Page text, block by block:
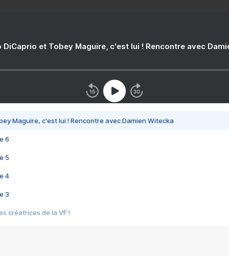
DiCaprio et Tobey Maguire, c'est lui ! Rencontre avec
Maguire, c'est lui ! Rencontre avec Damien Witecka
6
5
4
3
créatrices de la VF !